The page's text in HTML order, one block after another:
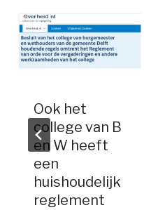
Ook het
college van B
en W heeft
een
huishoudelijk
reglement